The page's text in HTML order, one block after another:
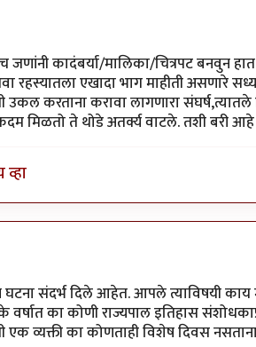
जणांनी कादंबर्या/मालिका/चित्रपट बनवुन
रहस्यातला एखादा भाग माहीती असणारे
करताना करावा लागणारा संघर्ष,त्यातले
मिळतो ते थोडे अतर्क्य वाटले. तशी बरी
कानडाऊ योगेशु
घटना संदर्भ दिले आहेत. आपले त्याविषयी
का कोणी राज्यपाल इतिहास
व्यक्ती का कोणताही विशेष दिवस